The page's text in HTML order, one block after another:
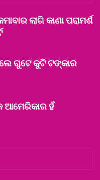
ଲାଗି କାଣା ପରାମର୍ଶ
ଗୁଟେ କୁଟି ଟଙ୍କାର
ଆମେରିକାର ହଁ